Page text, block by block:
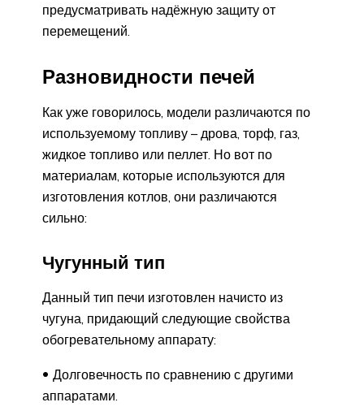
предусматривать надёжную защиту от
перемещений.
Разновидности печей
Как уже говорилось, модели различаются по
используемому топливу – дрова, торф, газ,
жидкое топливо или пеллет. Но вот по
материалам, которые используются для
изготовления котлов, они различаются
сильно:
Чугунный тип
Данный тип печи изготовлен начисто из
чугуна, придающий следующие свойства
обогревательному аппарату:
Долговечность по сравнению с другими
аппаратами.